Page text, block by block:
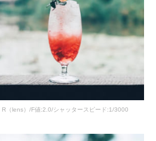
（lens）/F値:2.0/シャッタースピード:1/3000